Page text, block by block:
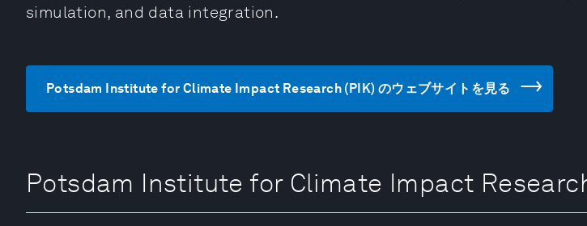
simulation, and data integration.
Potsdam Institute for Climate Impact Research (PIK) のウェブサイトを見る
Potsdam Institute for Climate Impact